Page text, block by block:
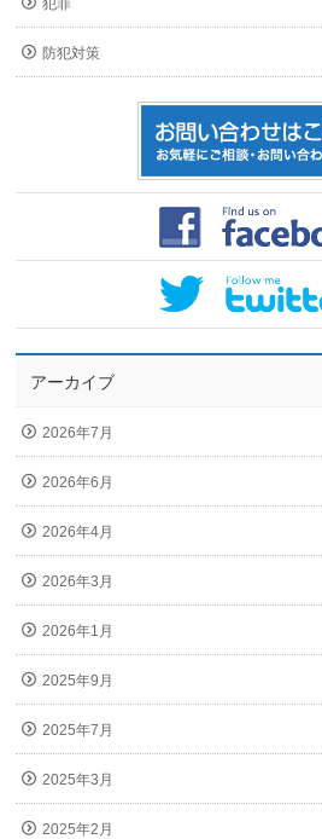
犯罪
防犯対策
アーカイブ
2026年7月
2026年6月
2026年4月
2026年3月
2026年1月
2025年9月
2025年7月
2025年3月
2025年2月